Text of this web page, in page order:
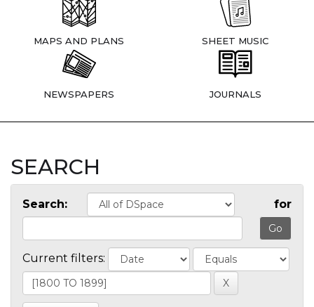
MAPS AND PLANS SHEET MUSIC
NEWSPAPERS JOURNALS
SEARCH
Search: for
Current filters: